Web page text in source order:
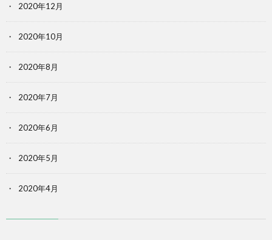
2020年12月
2020年10月
2020年8月
2020年7月
2020年6月
2020年5月
2020年4月